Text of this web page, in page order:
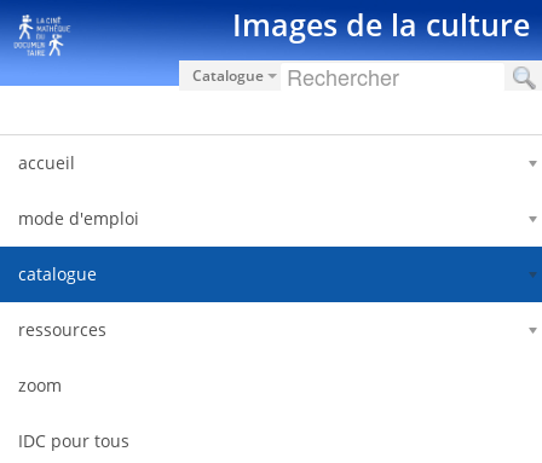
Saltar al contenido Images de la culture
Catalogue
accueil
mode d'emploi
catalogue
ressources
zoom
IDC pour tous